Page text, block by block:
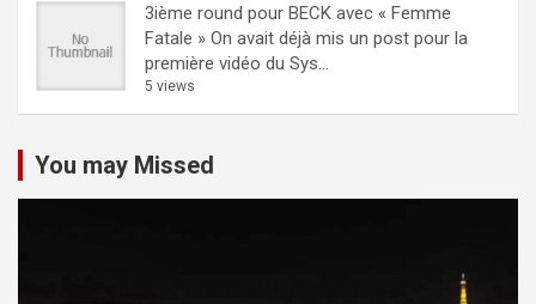
3ième round pour BECK avec « Femme
Fatale » On avait déjà mis un post pour la
première vidéo du Sys...
5 views
You may Missed